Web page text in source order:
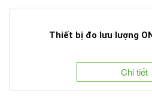
Thiết bị đo lưu lượng
Chi tiết